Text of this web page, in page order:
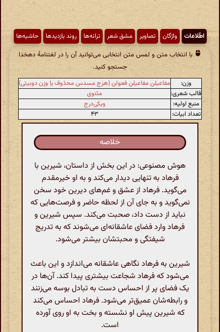
اطّلاعات واژگان تصاویر مشق شعر ترانه‌ها روند بازدیدها حاشیه‌ها
با انتخاب متن و لمس متن انتخابی می‌توانید آن را در لغتنامهٔ دهخدا
جستجو کنید.
وزن:
مفاعیلن مفاعیلن فعولن (هزج مسدس محذوف یا وزن دوبیتی)
قالب شعری:
مثنوی
منبع اولیه:
ویکی‌درج
تعداد ابیات:
۴۳
خلاصه
هوش مصنوعی: در این بخش از داستان، شیرین با
فرهاد به تنهایی دیدار می‌کند و به او خیرمقدم
می‌گوید. فرهاد از عشق و غم‌های دیرین خود سخن
نمی‌گوید و به جای آن از لحظه حاضر و فرصت‌هایی که
نباید از دست داد، صحبت می‌کند. سپس شیرین و
فرهاد وارد فضای عاشقانه‌ای می‌شوند که به تدریج
شیفتگی و محبتشان بیشتر می‌شود.
شیرین به فرهاد نگاهی عاشقانه می‌اندازد و این باعث
می‌شود که فرهاد شجاعت بیشتری پیدا کند. آن‌ها در
یک فضای پر از احساس دست به تبادل بوسه می‌زنند
و رابطه‌شان عمیق‌تر می‌شود. فرهاد احساس می‌کند
که شیرین پیش او نشسته و بخت به او روی آورده
است.